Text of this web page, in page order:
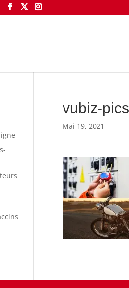
vubiz-pics
Mai 19, 2021